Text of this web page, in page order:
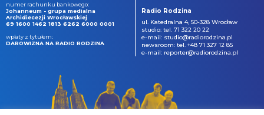
numer rachunku bankowego:
Johanneum - grupa medialna
Archidiecezji Wrocławskiej
69 1600 1462 1813 6262 6000 0001
wpłaty z tytułem:
DAROWIZNA NA RADIO RODZINA
Radio Rodzina
ul. Katedralna 4, 50-328 Wrocław
studio: tel. 71 322 20 22
e-mail: studio@radiorodzina.pl
newsroom: tel. +48 71 327 12 85
e-mail: reporter@radiorodzina.pl